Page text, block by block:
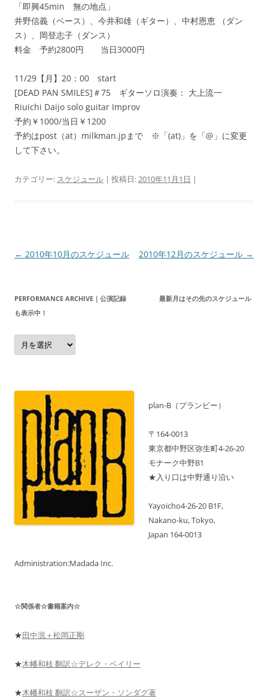
「即興45min 無の地点」
井野信義（ベース）、今井和雄（ギター）、中村恩恵 （ダン
ス）、岡登志子（ダンス）
料金 予約2800円 当日3000円
11/29【月】20：00 start
[DEAD PAN SMILES]＃75 ギターソロ演奏： 大上流一
Riuichi Daijo solo guitar Improv
予約￥1000/当日￥1200
予約はpost（at）milkman.jpまで ※「(at)」を「@」に変更
して下さい。
カテゴリー: スケジュール | 投稿日:2010年11月1日 |
投
ビ
ー
シ
ン
← 2010年10月のスケジュール 2010年12月のスケジュール →
PERFORMANCE ARCHIVE｜公演記録 最新月はその先のスケジュール
も表示中！
Performance
Archive
｜
録
月
先
の
ュ
も
表
plan-B（プランビー）
〒164-0013
東京都中野区弥生町4-26-20
モナーク中野B1
★入り口は中野通り沿い
Yayoicho4-26-20 B1F,
Nakano-ku, Tokyo,
Japan 164-0013
Administration:Madada Inc.
☆関係者☆書籍案内☆
★田中泯＋松岡正剛
★木幡和枝 翻訳☆デレク・ベイリー
★木幡和枝 翻訳☆スーザン・ソンダグ著